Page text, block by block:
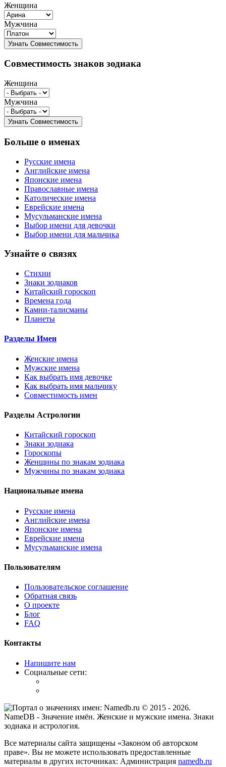
Женщина
Мужчина
Совместимость знаков зодиака
Женщина
Мужчина
Больше о именах
Русские имена
Английские имена
Японские имена
Православные имена
Католические имена
Еврейские имена
Мусульманские имена
Выбор имени для девочки
Выбор имени для мальчика
Узнайте о связях
Стихии
Знаки зодиаков
Китайский гороскоп
Времена года
Камни-талисманы
Планеты
Разделы Имен
Женские имена
Мужские имена
Как выбрать имя девочке
Как выбрать имя мальчику
Совместимость имен
Разделы Астрологии
Китайский гороскоп
Знаки зодиака
Гороскопы
Женщины по знакам зодиака
Мужчины по знакам зодиака
Национальные имена
Русские имена
Английские имена
Японские имена
Еврейские имена
Мусульманские имена
Пользователям
Пользовательское соглашение
Обратная связь
О проекте
Блог
FAQ
Контакты
Напишите нам
Социальные сети:
© 2015 - 2026.
NameDB - Значение имён. Женские и мужские имена. Знаки
зодиака и астрология.
Все материалы сайта защищены «Законом об авторском
праве». Вы не можете использовать предоставленные
материалы в других источниках: Администрация namedb.ru